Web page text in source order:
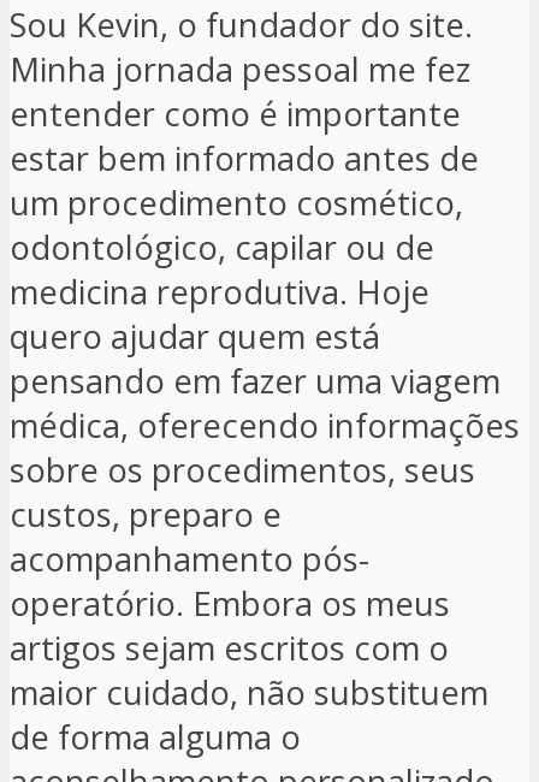
Sou Kevin, o fundador do site.
Minha jornada pessoal me fez
entender como é importante
estar bem informado antes de
um procedimento cosmético,
odontológico, capilar ou de
medicina reprodutiva. Hoje
quero ajudar quem está
pensando em fazer uma viagem
médica, oferecendo informações
sobre os procedimentos, seus
custos, preparo e
acompanhamento pós-
operatório. Embora os meus
artigos sejam escritos com o
maior cuidado, não substituem
de forma alguma o